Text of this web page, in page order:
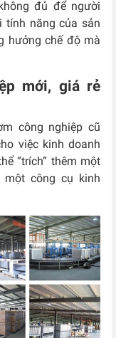
đủ để người
tính năng của sản
hưởng chế độ mà
mới, giá rẻ
công nghiệp cũ
việc kinh doanh
“trích” thêm một
công cụ kinh